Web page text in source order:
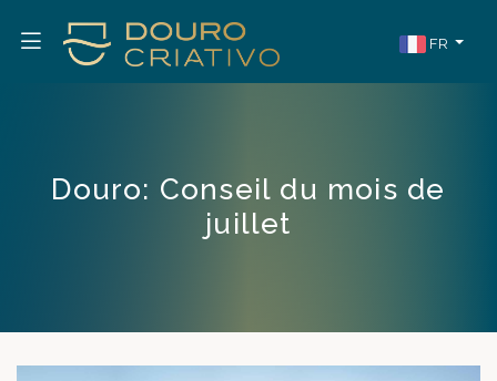
FR
Douro: Conseil du mois de
juillet